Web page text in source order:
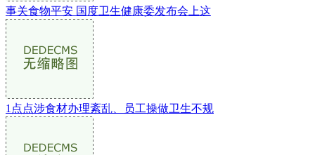
事关食物平安 国度卫生健康委发布会上这
1点点涉食材办理紊乱、员工操做卫生不规